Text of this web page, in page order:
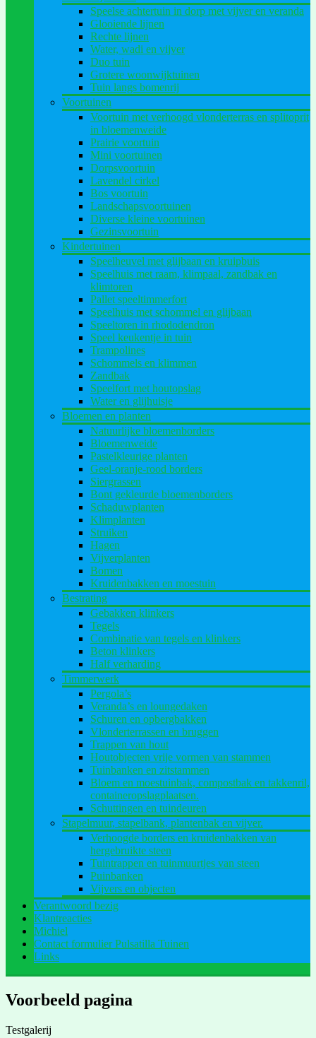
Speelse achtertuin in dorp met vijver en veranda
Glooiende lijnen
Rechte lijnen
Water, wadi en vijver
Duo tuin
Grotere woonwijktuinen
Tuin langs bomenrij
Voortuinen
Voortuin met verhoogd vlonderterras en splitoprit
in bloemenweide
Prairie voortuin
Mini voortuinen
Dorpsvoortuin
Lavendel cirkel
Bos voortuin
Landschapsvoortuinen
Diverse kleine voortuinen
Gezinsvoortuin
Kindertuinen
Speelheuvel met glijbaan en kruipbuis
Speelhuis met raam, klimpaal, zandbak en
klimtoren
Pallet speeltimmerfort
Speelhuis met schommel en glijbaan
Speeltoren in rhododendron
Speel keukentje in tuin
Trampolines
Schommels en klimmen
Zandbak
Speelfort met houtopslag
Water en glijhuisje
Bloemen en planten
Natuurlijke bloemenborders
Bloemenweide
Pastelkleurige planten
Geel-oranje-rood borders
Siergrassen
Bont gekleurde bloemenborders
Schaduwplanten
Klimplanten
Struiken
Hagen
Vijverplanten
Bomen
Kruidenbakken en moestuin
Bestrating
Gebakken klinkers
Tegels
Combinatie van tegels en klinkers
Beton klinkers
Half verharding
Timmerwerk
Pergola’s
Veranda’s en loungedaken
Schuren en opbergbakken
Vlonderterrassen en bruggen
Trappen van hout
Houtobjecten vrije vormen van stammen
Tuinbanken en zitstammen
Bloem en moestuinbak, compostbak en takkenril,
containeropslagplaatsen.
Schuttingen en tuindeuren
Stapelmuur, stapelbank, plantenbak en vijver.
Verhoogde borders en kruidenbakken van
hergebruikte steen
Tuintrappen en tuinmuurtjes van steen
Puinbanken
Vijvers en objecten
Verantwoord bezig
Klantreacties
Michiel
Contact formulier Pulsatilla Tuinen
Links
Voorbeeld pagina
Testgalerij